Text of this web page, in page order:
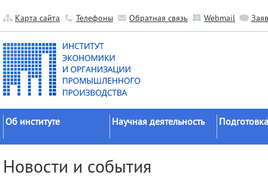
Карта сайта Телефоны Обратная связь Webmail
Об институте
Официальные документы
Научная деятельность
исследований
Новости и события